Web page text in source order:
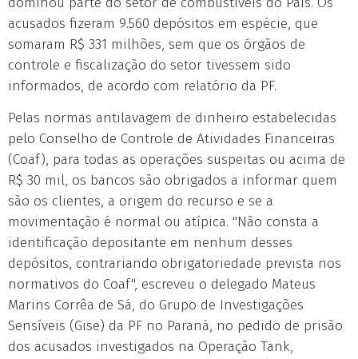
acusados fizeram 9.560 depósitos em espécie, que
somaram R$ 331 milhões, sem que os órgãos de
controle e fiscalização do setor tivessem sido
informados, de acordo com relatório da PF.
Pelas normas antilavagem de dinheiro estabelecidas
pelo Conselho de Controle de Atividades Financeiras
(Coaf), para todas as operações suspeitas ou acima de
R$ 30 mil, os bancos são obrigados a informar quem
são os clientes, a origem do recurso e se a
movimentação é normal ou atípica. "Não consta a
identificação depositante em nenhum desses
depósitos, contrariando obrigatoriedade prevista nos
normativos do Coaf", escreveu o delegado Mateus
Marins Corrêa de Sá, do Grupo de Investigações
Sensíveis (Gise) da PF no Paraná, no pedido de prisão
dos acusados investigados na Operação Tank,